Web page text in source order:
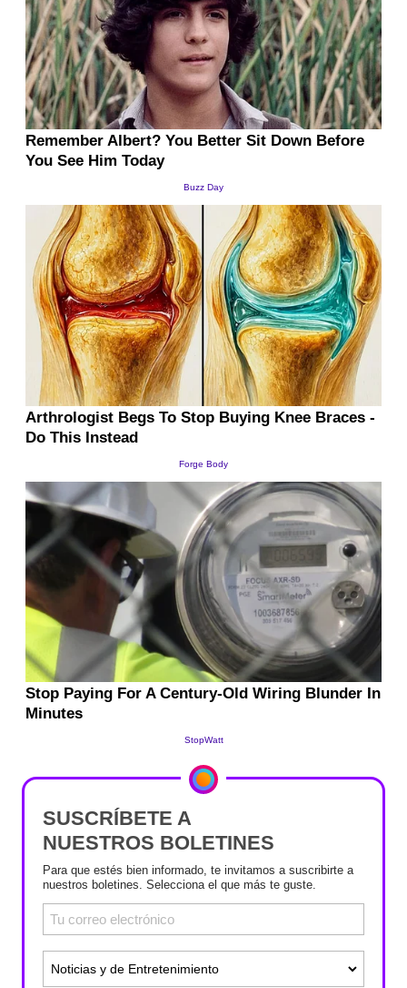
SUSCRÍBETE A
NUESTROS BOLETINES
Para que estés bien informado, te invitamos a suscribirte a
nuestros boletines. Selecciona el que más te guste.